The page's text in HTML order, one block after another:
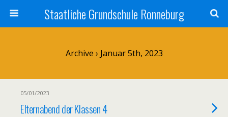
Staatliche Grundschule Ronneburg
Archive › Januar 5th, 2023
05/01/2023
Elternabend der Klassen 4